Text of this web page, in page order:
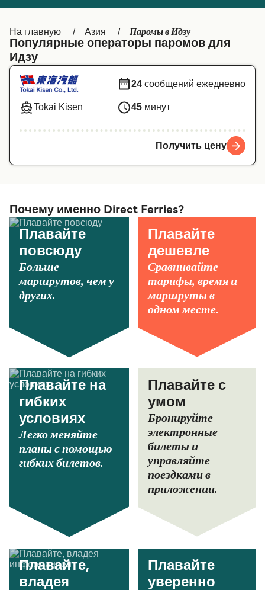
Ελλάδα Belgique (FR)
Polska
Schweiz (DE) Norge
Україна Indonesia
المغرب Maroc (FR)
На главную Азия Паромы в Идзу
Популярные операторы паромов для
Идзу
Tokai Kisen
24 сообщений ежедневно
45 минут
Получить цену
Почему именно Direct Ferries?
Плавайте
повсюду
Больше
маршрутов, чем у
других.
Плавайте
дешевле
Сравнивайте
тарифы, время и
маршруты в
одном месте.
Плавайте на
гибких
условиях
Легко меняйте
планы с помощью
гибких билетов.
Плавайте с
умом
Бронируйте
электронные
билеты и
управляйте
поездками в
приложении.
Плавайте,
владея
Плавайте
уверенно